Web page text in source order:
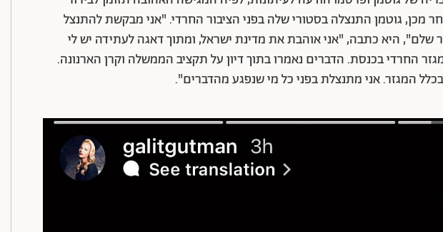
מכן, גוטמן התנצלה בסטורי שלה בפני הציבור החרדי. "אני מבקשת להתנצל
שלם", היא כתבה, "אני אוהבת את מדינת ישראל, ומתוך דאגה לעתידה יש לי
החרדי בכנסת. הדברים נאמרו בתוך דיון על תקציב הממשלה וקרן הארנונה.
בכלל המגזר. אני מתנצלת בפני כל מי שנפגע מהדברים".